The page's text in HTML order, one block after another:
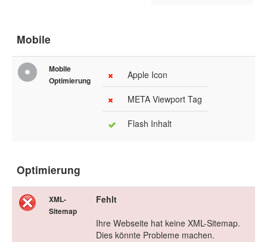
Mobile
Mobile
Optimierung
Apple Icon
META Viewport Tag
Flash Inhalt
Optimierung
XML-
Sitemap
Fehlt
Ihre Webseite hat keine XML-Sitemap.
Dies könnte Probleme machen.